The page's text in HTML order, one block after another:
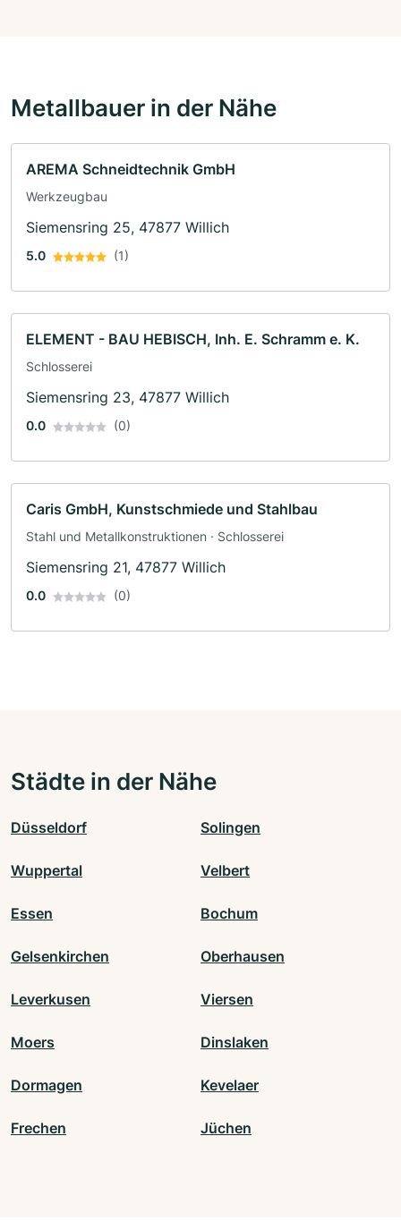
Metallbauer in der Nähe
AREMA Schneidtechnik GmbH
Werkzeugbau
Siemensring 25, 47877 Willich
5.0 (1)
ELEMENT - BAU HEBISCH, Inh. E. Schramm e. K.
Schlosserei
Siemensring 23, 47877 Willich
0.0 (0)
Caris GmbH, Kunstschmiede und Stahlbau
Stahl und Metallkonstruktionen · Schlosserei
Siemensring 21, 47877 Willich
0.0 (0)
Städte in der Nähe
Düsseldorf Solingen
Wuppertal Velbert
Essen Bochum
Gelsenkirchen Oberhausen
Leverkusen Viersen
Moers Dinslaken
Dormagen Kevelaer
Frechen Jüchen